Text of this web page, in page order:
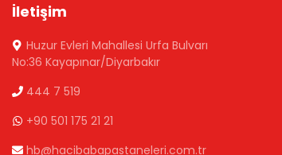
İletişim
Huzur Evleri Mahallesi Urfa Bulvarı
No:36 Kayapınar/Diyarbakır
444 7 519
+90 501 175 21 21
hb@hacibabapastaneleri.com.tr